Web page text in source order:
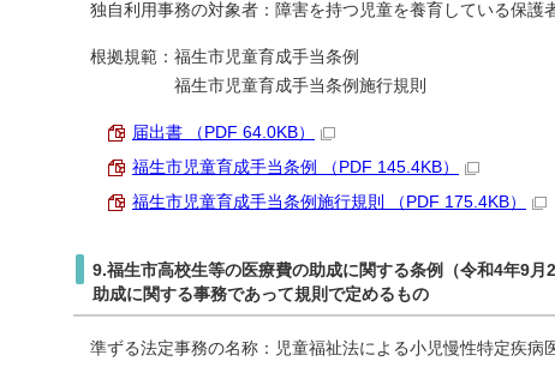
独自利用事務の対象者：障害を持つ児童を養育している保護
根拠規範：福生市児童育成手当条例
福生市児童育成手当条例施行規則
届出書 （PDF 64.0KB）
福生市児童育成手当条例 （PDF 145.4KB）
福生市児童育成手当条例施行規則 （PDF 175.4KB）
9.福生市高校生等の医療費の助成に関する条例（令和4年9
助成に関する事務であって規則で定めるもの
準ずる法定事務の名称：児童福祉法による小児慢性特定疾病